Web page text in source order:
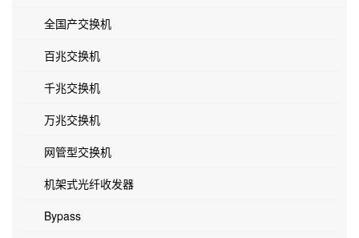
全国产交换机
百兆交换机
千兆交换机
万兆交换机
网管型交换机
机架式光纤收发器
Bypass